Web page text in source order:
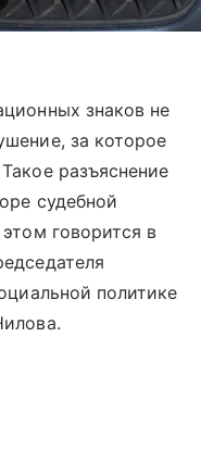
знаков не
за которое
разъяснение
судебной
говорится в
политике